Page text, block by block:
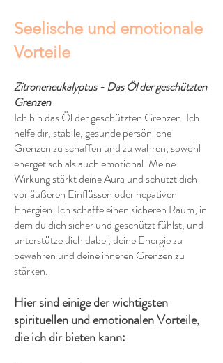
Seelische und emotionale
Vorteile
Zitroneneukalyptus - Das Öl der geschützten
Grenzen
Ich bin das Öl der geschützten Grenzen. Ich
helfe dir, stabile, gesunde persönliche
Grenzen zu schaffen und zu wahren, sowohl
energetisch als auch emotional. Meine
Wirkung stärkt deine Aura und schützt dich
vor äußeren Einflüssen oder negativen
Energien. Ich schaffe einen sicheren Raum, in
dem du dich sicher und geschützt fühlst, und
unterstütze dich dabei, deine Energie zu
bewahren und deine inneren Grenzen zu
stärken.
Hier sind einige der wichtigsten
spirituellen und emotionalen Vorteile,
die ich dir bieten kann: